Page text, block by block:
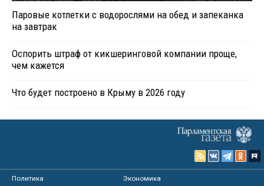
Паровые котлетки с водорослями на обед и запеканка
на завтрак
Оспорить штраф от кикшеринговой компании проще,
чем кажется
Что будет построено в Крыму в 2026 году
Политика
Экономика